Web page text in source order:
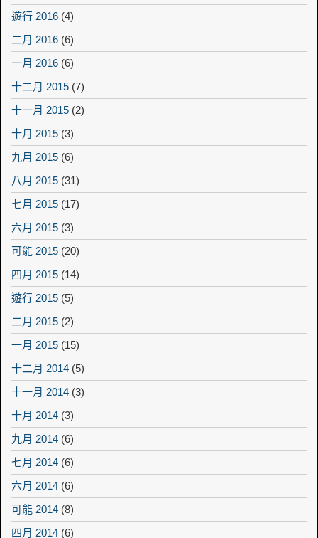
遊行 2016 (4)
二月 2016 (6)
一月 2016 (6)
十二月 2015 (7)
十一月 2015 (2)
十月 2015 (3)
九月 2015 (6)
八月 2015 (31)
七月 2015 (17)
六月 2015 (3)
可能 2015 (20)
四月 2015 (14)
遊行 2015 (5)
二月 2015 (2)
一月 2015 (15)
十二月 2014 (5)
十一月 2014 (3)
十月 2014 (3)
九月 2014 (6)
七月 2014 (6)
六月 2014 (6)
可能 2014 (8)
四月 2014 (6)